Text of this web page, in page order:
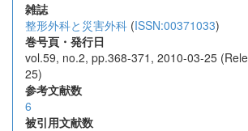
雑誌
整形外科と災害外科 (ISSN:00371033)
巻号頁・発行日
vol.59, no.2, pp.368-371, 2010-03-25
25)
参考文献数
6
被引用文献数